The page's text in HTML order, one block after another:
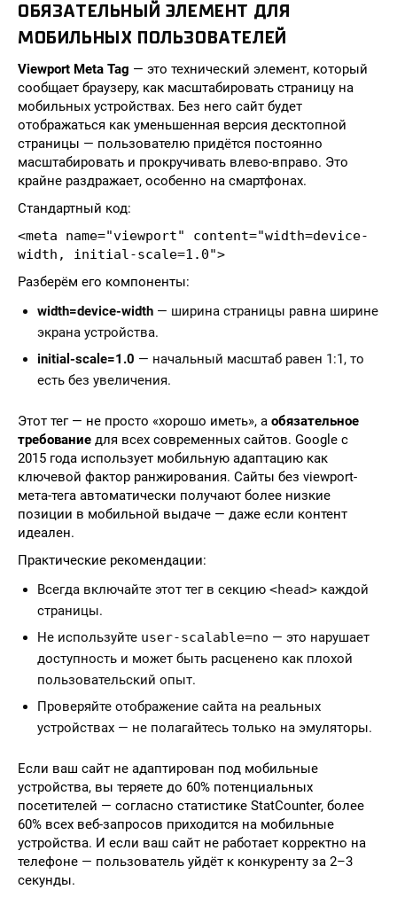
ОБЯЗАТЕЛЬНЫЙ ЭЛЕМЕНТ ДЛЯ
МОБИЛЬНЫХ ПОЛЬЗОВАТЕЛЕЙ
Viewport Meta Tag — это технический элемент, который
сообщает браузеру, как масштабировать страницу на
мобильных устройствах. Без него сайт будет
отображаться как уменьшенная версия десктопной
страницы — пользователю придётся постоянно
масштабировать и прокручивать влево-вправо. Это
крайне раздражает, особенно на смартфонах.
Стандартный код:
<meta name="viewport" content="width=device-
width, initial-scale=1.0">
Разберём его компоненты:
width=device-width — ширина страницы равна ширине
экрана устройства.
initial-scale=1.0 — начальный масштаб равен 1:1, то
есть без увеличения.
Этот тег — не просто «хорошо иметь», а обязательное
требование для всех современных сайтов. Google с
2015 года использует мобильную адаптацию как
ключевой фактор ранжирования. Сайты без viewport-
мета-тега автоматически получают более низкие
позиции в мобильной выдаче — даже если контент
идеален.
Практические рекомендации:
Всегда включайте этот тег в секцию <head> каждой
страницы.
Не используйте user-scalable=no — это нарушает
доступность и может быть расценено как плохой
пользовательский опыт.
Проверяйте отображение сайта на реальных
устройствах — не полагайтесь только на эмуляторы.
Если ваш сайт не адаптирован под мобильные
устройства, вы теряете до 60% потенциальных
посетителей — согласно статистике StatCounter, более
60% всех веб-запросов приходится на мобильные
устройства. И если ваш сайт не работает корректно на
телефоне — пользователь уйдёт к конкуренту за 2–3
секунды.